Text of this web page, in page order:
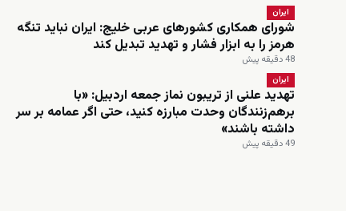
ایران
شورای همکاری کشورهای عربی خلیج: ایران نباید تنگه
هرمز را به ابزار فشار و تهدید تبدیل کند
48 دقیقه پیش
ایران
تهدید علنی از تریبون نماز جمعه اردبیل: «با
برهم‌زنندگان وحدت مبارزه کنید، حتی اگر عمامه بر سر
داشته باشند»
49 دقیقه پیش